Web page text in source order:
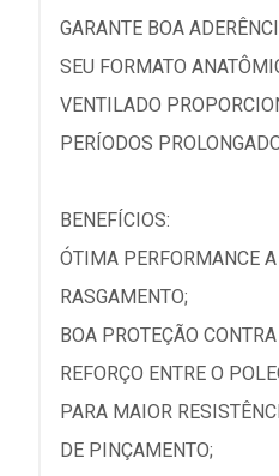
GARANTE BOA
SEU FORMATO
VENTILADO
PERÍODOS
BENEFÍCIOS:
ÓTIMA PERFORMANCE
RASGAMENTO;
BOA PROTEÇÃO CONTRA
REFORÇO ENTRE O
PARA MAIOR
DE PINÇAMENTO;